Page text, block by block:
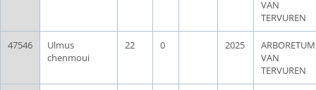
VAN
TERVUREN
47546
Ulmus
chenmoui
22 0 2025
ARBORETUM
VAN
TERVUREN